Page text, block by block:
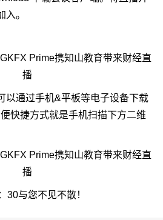
入。
以通过手机&平板等电子设备下载
快捷方式就是手机扫描下方二维
30与您不见不散！